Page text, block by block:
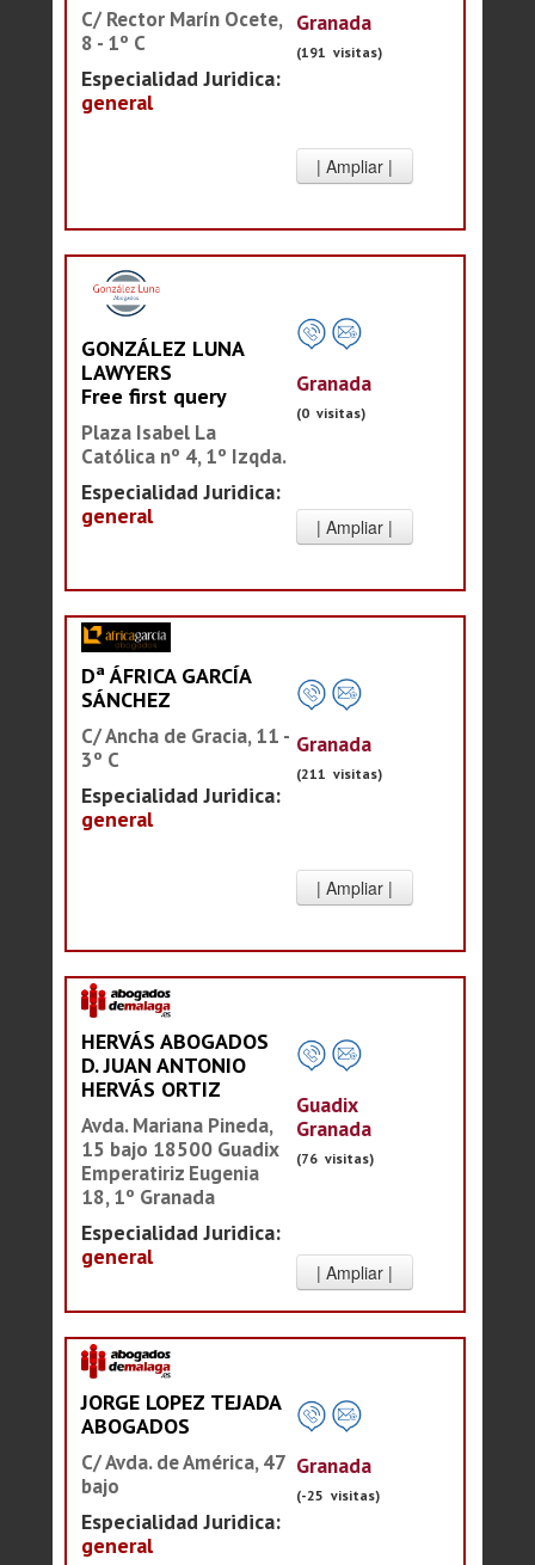
C/ Rector Marín Ocete,
8 - 1º C
Especialidad Juridica:
general
Granada
(191 visitas)
GONZÁLEZ LUNA
LAWYERS
Free first query
Plaza Isabel La
Católica nº 4, 1º Izqda.
Especialidad Juridica:
general
Granada
(0 visitas)
Dª ÁFRICA GARCÍA
SÁNCHEZ
C/ Ancha de Gracia, 11 -
3º C
Especialidad Juridica:
general
Granada
(211 visitas)
HERVÁS ABOGADOS
D. JUAN ANTONIO
HERVÁS ORTIZ
Avda. Mariana Pineda,
15 bajo 18500 Guadix
Emperatiriz Eugenia
18, 1º Granada
Especialidad Juridica:
general
Guadix
Granada
(76 visitas)
JORGE LOPEZ TEJADA
ABOGADOS
C/ Avda. de América, 47
bajo
Especialidad Juridica:
general
Granada
(-25 visitas)